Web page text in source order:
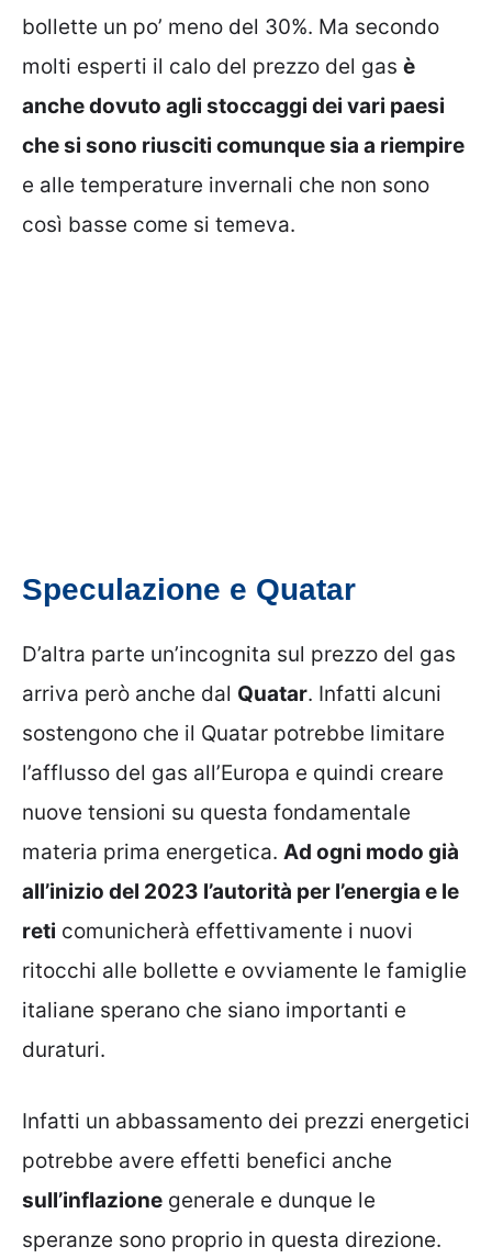
bollette un po’ meno del 30%. Ma secondo
molti esperti il calo del prezzo del gas è
anche dovuto agli stoccaggi dei vari paesi
che si sono riusciti comunque sia a riempire
e alle temperature invernali che non sono
così basse come si temeva.
Speculazione e Quatar
D’altra parte un’incognita sul prezzo del gas
arriva però anche dal Quatar. Infatti alcuni
sostengono che il Quatar potrebbe limitare
l’afflusso del gas all’Europa e quindi creare
nuove tensioni su questa fondamentale
materia prima energetica. Ad ogni modo già
all’inizio del 2023 l’autorità per l’energia e le
reti comunicherà effettivamente i nuovi
ritocchi alle bollette e ovviamente le famiglie
italiane sperano che siano importanti e
duraturi.
Infatti un abbassamento dei prezzi energetici
potrebbe avere effetti benefici anche
sull’inflazione generale e dunque le
speranze sono proprio in questa direzione.